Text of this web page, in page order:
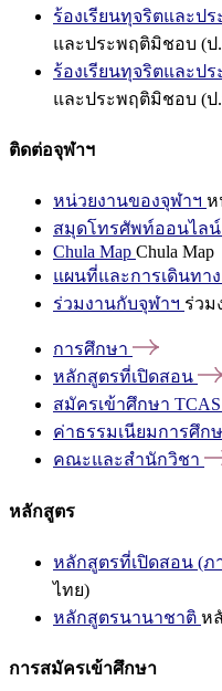
ร้องเรียนทุจริตและป
และประพฤติมิชอบ (ป
ร้องเรียนทุจริตและป
และประพฤติมิชอบ (ป
ติดต่อจุฬาฯ
หน่วยงานของจุฬาฯ ห
สมุดโทรศัพท์ออนไลน์
Chula Map Chula Map
แผนที่และการเดินทาง
ร่วมงานกับจุฬาฯ ร่วม
การศึกษา
หลักสูตรที่เปิดสอน
สมัครเข้าศึกษา TCAS
ค่าธรรมเนียมการศึก
คณะและสำนักวิชา
หลักสูตร
หลักสูตรที่เปิดสอน (ภ
ไทย)
หลักสูตรนานาชาติ ห
การสมัครเข้าศึกษา